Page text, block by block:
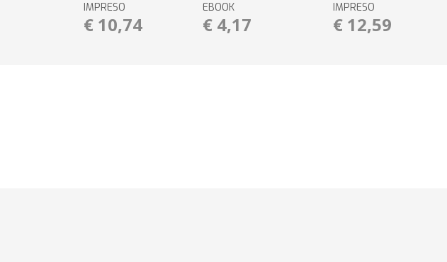
IMPRESO
€ 10,74
EBOOK
€ 4,17
IMPRESO
€ 12,59